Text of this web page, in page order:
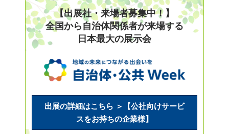
【出展社・来場者募集中！】
全国から自治体関係者が来場する
日本最大の展示会
出展の詳細はこちら ＞【公社向けサービ
スをお持ちの企業様】